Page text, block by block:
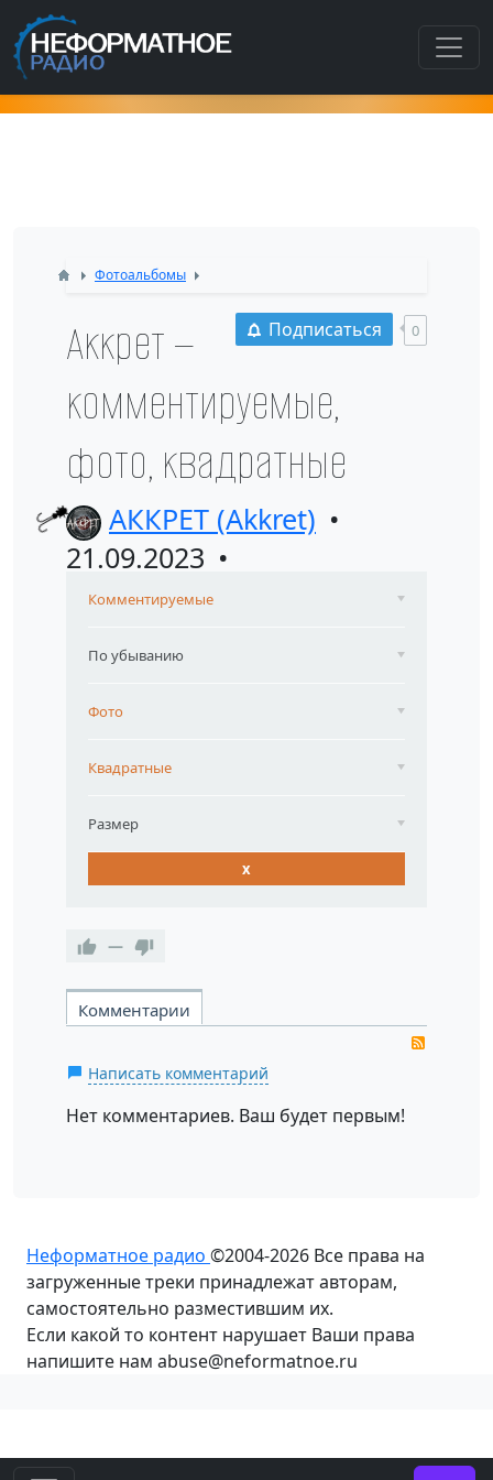
Как попасть в этот раздел???
Фотоальбомы
Подписаться 0
Аккрет —
комментируемые,
фото, квадратные
АККРЕТ (Akkret)
21.09.2023
Комментируемые
По убыванию
Фото
Квадратные
Размер
x
—
Комментарии
Написать комментарий
Нет комментариев. Ваш будет первым!
Неформатное радио ©2004-2026 Все права на
загруженные треки принадлежат авторам,
самостоятельно разместившим их.
Если какой то контент нарушает Ваши права
напишите нам abuse@neformatnoe.ru